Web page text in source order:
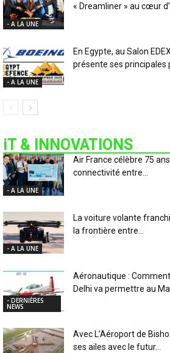
- A LA UNE
« Dreamliner » au cœur
- A LA UNE
En Egypte, au Salon
présente ses principales
iT & INNOVATIONS
- A LA UNE
Air France célèbre 75
connectivité entre...
- A LA UNE
La voiture volante
la frontière entre...
- DERNIÈRES
NEWS
Aéronautique :
Delhi va permettre au
Avec L’Aéroport de
ses ailes avec le futur...